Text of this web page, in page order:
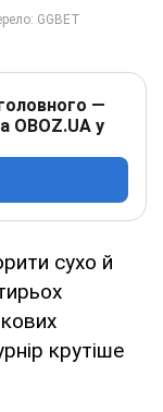
—
OBOZ.UA у
сухо й
крутіше